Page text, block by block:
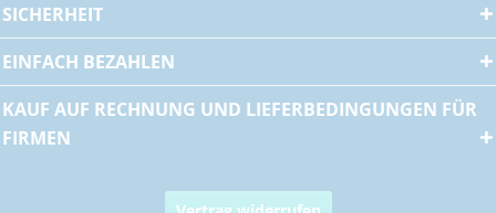
SICHERHEIT
EINFACH BEZAHLEN
KAUF AUF RECHNUNG UND LIEFERBEDINGUNGEN FÜR
FIRMEN